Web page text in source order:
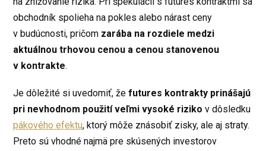
obchodník spolieha na pokles alebo nárast ceny
v budúcnosti, pričom zarába na rozdiele medzi
aktuálnou trhovou cenou a cenou stanovenou
v kontrakte.
Je dôležité si uvedomiť, žefutures kontrakty prinášajú
pri nevhodnom použití veľmi vysoké riziko v dôsledku
pákového efektu, ktorý môže znásobiť zisky, ale aj straty.
Preto sú vhodné najmä pre skúsených investorov